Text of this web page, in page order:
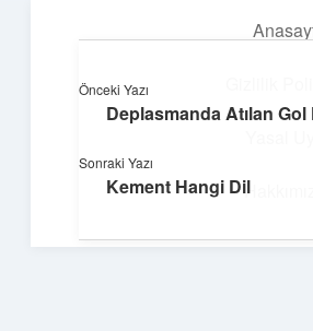
Hayatına neşe katan kısa
Önceki Yazı
Deplasmanda Atılan Gol
Sonraki Yazı
Kement Hangi Dil